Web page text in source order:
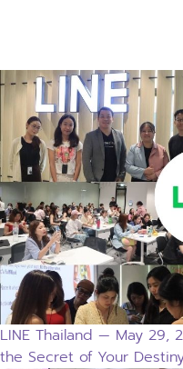
LINE Thailand — May 29,
the Secret of Your